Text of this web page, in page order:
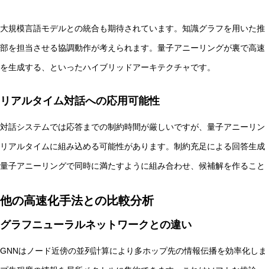
大規模言語モデルとの統合も期待されています。知識グラフを用いた
部を担当させる協調動作が考えられます。量子アニーリングが裏で高
を生成する、といったハイブリッドアーキテクチャです。
リアルタイム対話への応用可能性
対話システムでは応答までの制約時間が厳しいですが、量子アニーリ
リアルタイムに組み込める可能性があります。制約充足による回答生
量子アニーリングで同時に満たすように組み合わせ、候補解を作るこ
他の高速化手法との比較分析
グラフニューラルネットワークとの違い
GNNはノード近傍の並列計算により多ホップ先の情報伝播を効率化し